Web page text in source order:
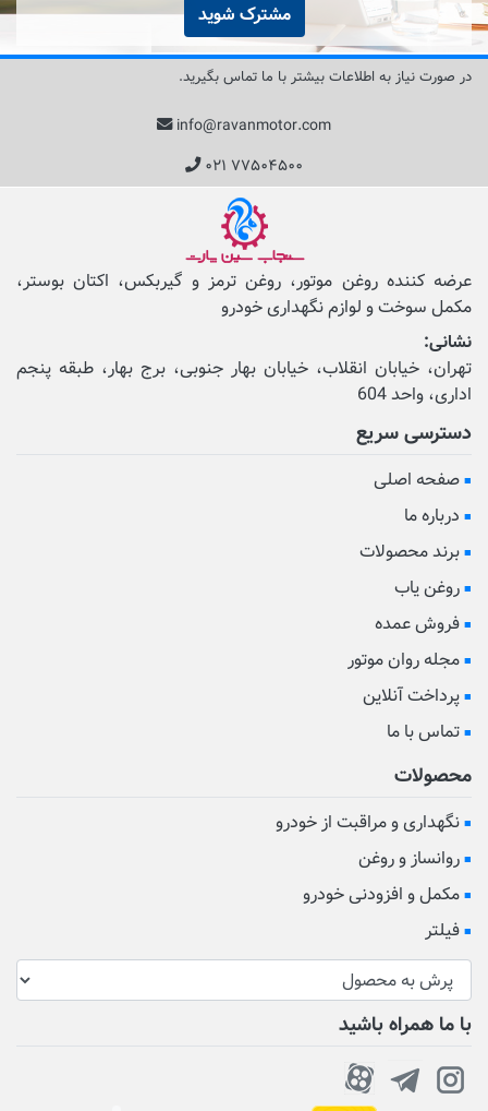
مشترک شوید
در صورت نیاز به اطلاعات بیشتر با ما تماس بگیرید.
info@ravanmotor.com
۰۲۱ ۷۷۵۰۴۵۰۰
عرضه کننده روغن موتور، روغن ترمز و گیربکس، اکتان بوستر،
مکمل‌ سوخت و لوازم نگهداری خودرو
نشانی:
تهران، خیابان انقلاب، خیابان بهار جنوبی، برج بهار، طبقه پنجم
اداری، واحد 604
دسترسی سریع
صفحه اصلی
درباره ما
برند محصولات
روغن یاب
فروش عمده
مجله روان موتور
پرداخت آنلاین
تماس با ما
محصولات
نگهداری و مراقبت از خودرو
روانساز و روغن
مکمل و افزودنی خودرو
فیلتر
با ما همراه باشید